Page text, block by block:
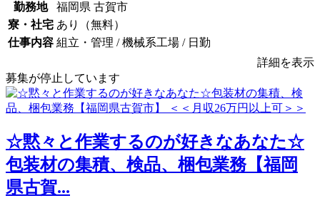
勤務地
福岡県 古賀市
寮・社宅 あり（無料）
仕事内容 組立・管理 / 機械系工場 / 日勤
詳細を表示
募集が停止しています
☆黙々と作業するのが好きなあなた☆
包装材の集積、検品、梱包業務【福岡
県古賀...